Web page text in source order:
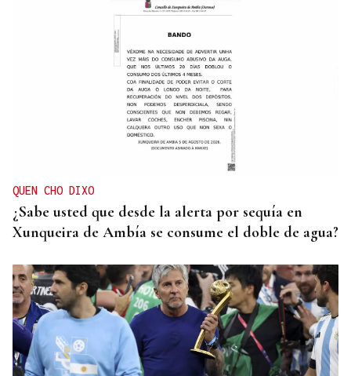
QUEN CHO DIXO
¿Sabe usted que desde la alerta por sequía en
Xunqueira de Ambía se consume el doble de agua?